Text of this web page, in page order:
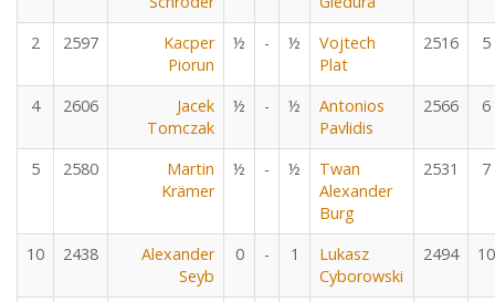
2 2597
Kacper
Piorun
½ - ½
Vojtech
Plat
2516 5
4 2606
Jacek
Tomczak
½ - ½
Antonios
Pavlidis
2566 6
5 2580
Martin
Krämer
½ - ½
Twan
Alexander
Burg
2531 7
10 2438
Alexander
Seyb
0 - 1
Lukasz
Cyborowski
2494 10